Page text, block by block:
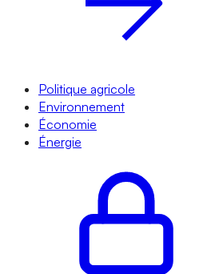
Politique agricole
Environnement
Économie
Énergie